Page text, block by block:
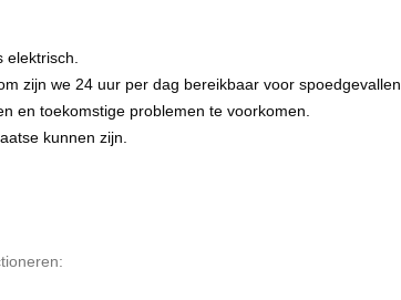
zijn we 24 uur per dag bereikbaar voor spoedgevallen.
en toekomstige problemen te voorkomen.
kunnen zijn.